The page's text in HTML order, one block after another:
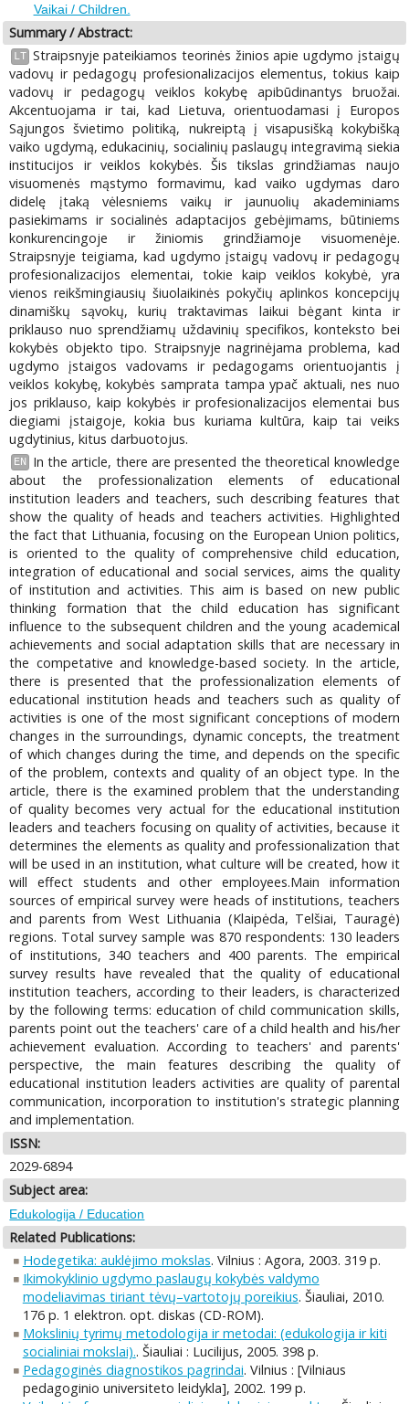
Vaikai / Children.
Summary / Abstract:
LT Straipsnyje pateikiamos teorinės žinios apie ugdymo įstaigų
vadovų ir pedagogų profesionalizacijos elementus, tokius kaip
vadovų ir pedagogų veiklos kokybę apibūdinantys bruožai.
Akcentuojama ir tai, kad Lietuva, orientuodamasi į Europos
Sąjungos švietimo politiką, nukreiptą į visapusišką kokybišką
vaiko ugdymą, edukacinių, socialinių paslaugų integravimą siekia
institucijos ir veiklos kokybės. Šis tikslas grindžiamas naujo
visuomenės mąstymo formavimu, kad vaiko ugdymas daro
didelę įtaką vėlesniems vaikų ir jaunuolių akademiniams
pasiekimams ir socialinės adaptacijos gebėjimams, būtiniems
konkurencingoje ir žiniomis grindžiamoje visuomenėje.
Straipsnyje teigiama, kad ugdymo įstaigų vadovų ir pedagogų
profesionalizacijos elementai, tokie kaip veiklos kokybė, yra
vienos reikšmingiausių šiuolaikinės pokyčių aplinkos koncepcijų
dinamiškų sąvokų, kurių traktavimas laikui bėgant kinta ir
priklauso nuo sprendžiamų uždavinių specifikos, konteksto bei
kokybės objekto tipo. Straipsnyje nagrinėjama problema, kad
ugdymo įstaigos vadovams ir pedagogams orientuojantis į
veiklos kokybę, kokybės samprata tampa ypač aktuali, nes nuo
jos priklauso, kaip kokybės ir profesionalizacijos elementai bus
diegiami įstaigoje, kokia bus kuriama kultūra, kaip tai veiks
ugdytinius, kitus darbuotojus.
EN
In the article, there are presented the theoretical knowledge
about the professionalization elements of educational
institution leaders and teachers, such describing features that
show the quality of heads and teachers activities. Highlighted
the fact that Lithuania, focusing on the European Union politics,
is oriented to the quality of comprehensive child education,
integration of educational and social services, aims the quality
of institution and activities. This aim is based on new public
thinking formation that the child education has significant
influence to the subsequent children and the young academical
achievements and social adaptation skills that are necessary in
the competative and knowledge-based society. In the article,
there is presented that the professionalization elements of
educational institution heads and teachers such as quality of
activities is one of the most significant conceptions of modern
changes in the surroundings, dynamic concepts, the treatment
of which changes during the time, and depends on the specific
of the problem, contexts and quality of an object type. In the
article, there is the examined problem that the understanding
of quality becomes very actual for the educational institution
leaders and teachers focusing on quality of activities, because it
determines the elements as quality and professionalization that
will be used in an institution, what culture will be created, how it
will effect students and other employees.Main information
sources of empirical survey were heads of institutions, teachers
and parents from West Lithuania (Klaipėda, Telšiai, Tauragė)
regions. Total survey sample was 870 respondents: 130 leaders
of institutions, 340 teachers and 400 parents. The empirical
survey results have revealed that the quality of educational
institution teachers, according to their leaders, is characterized
by the following terms: education of child communication skills,
parents point out the teachers' care of a child health and his/her
achievement evaluation. According to teachers' and parents'
perspective, the main features describing the quality of
educational institution leaders activities are quality of parental
communication, incorporation to institution's strategic planning
and implementation.
ISSN:
2029-6894
Subject area:
Edukologija / Education
Related Publications:
Hodegetika: auklėjimo mokslas. Vilnius : Agora, 2003. 319 p.
Ikimokyklinio ugdymo paslaugų kokybės valdymo
modeliavimas tiriant tėvų–vartotojų poreikius. Šiauliai, 2010.
176 p. 1 elektron. opt. diskas (CD-ROM).
Mokslinių tyrimų metodologija ir metodai: (edukologija ir kiti
socialiniai mokslai).. Šiauliai : Lucilijus, 2005. 398 p.
Pedagoginės diagnostikos pagrindai. Vilnius : [Vilniaus
pedagoginio universiteto leidykla], 2002. 199 p.